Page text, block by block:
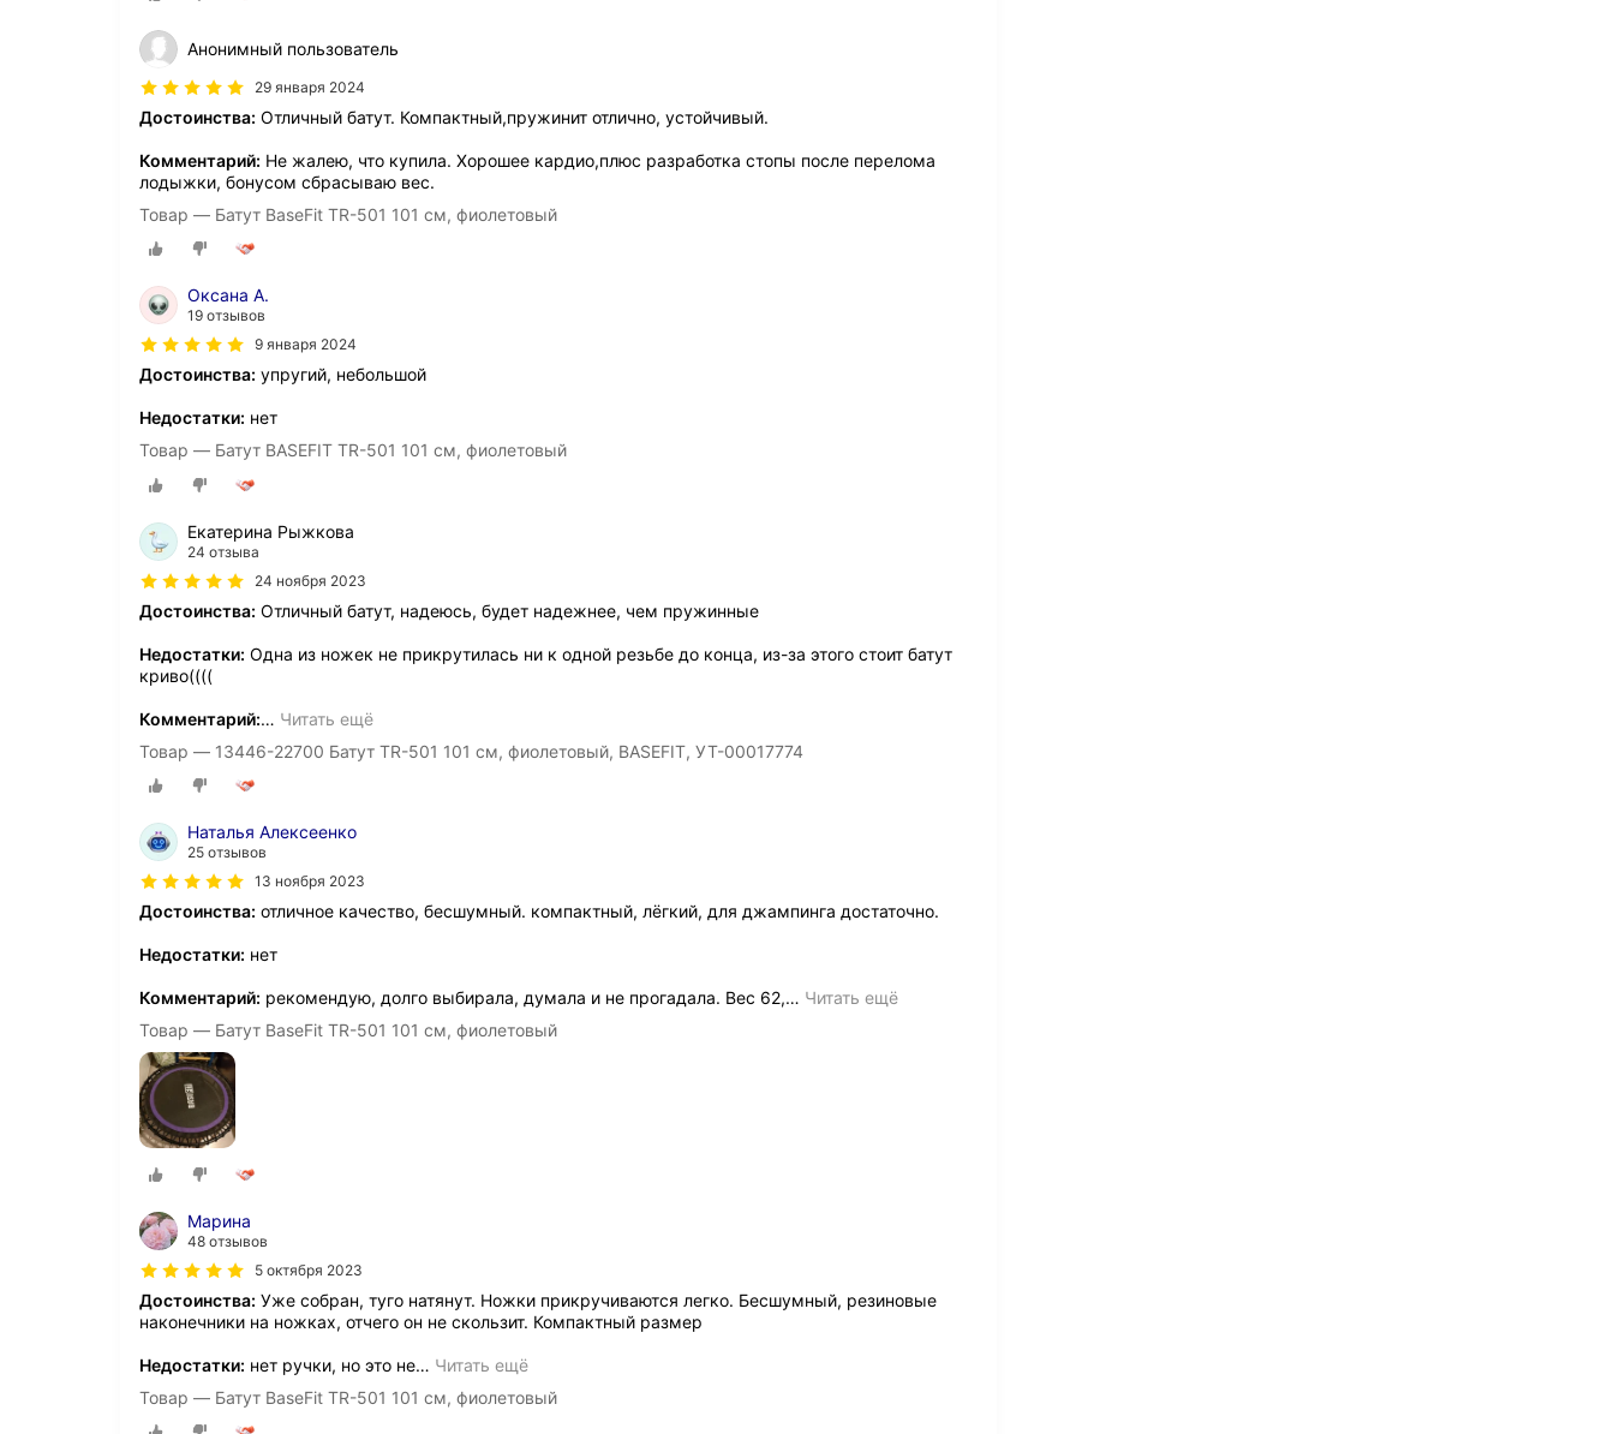
Анонимный пользователь
29 января 2024
Достоинства: Отличный батут. Компактный,пружинит отлично, устойчивый.
Комментарий: Не жалею, что купила. Хорошее кардио,плюс разработка стопы после перелома
лодыжки, бонусом сбрасываю вес.
Товар — Батут BaseFit TR-501 101 см, фиолетовый
Оксана А.
19 отзывов
9 января 2024
Достоинства: упругий, небольшой
Недостатки: нет
Товар — Батут BASEFIT TR-501 101 см, фиолетовый
Екатерина Рыжкова
24 отзыва
24 ноября 2023
Достоинства: Отличный батут, надеюсь, будет надежнее, чем пружинные
Недостатки: Одна из ножек не прикрутилась ни к одной резьбе до конца, из-за этого стоит батут
криво((((
Комментарий:… Читать ещё
Товар — 13446-22700 Батут TR-501 101 см, фиолетовый, BASEFIT, УТ-00017774
Наталья Алексеенко
25 отзывов
13 ноября 2023
Достоинства: отличное качество, бесшумный. компактный, лёгкий, для джампинга достаточно.
Недостатки: нет
Комментарий: рекомендую, долго выбирала, думала и не прогадала. Вес 62,… Читать ещё
Товар — Батут BaseFit TR-501 101 см, фиолетовый
Марина
48 отзывов
5 октября 2023
Достоинства: Уже собран, туго натянут. Ножки прикручиваются легко. Бесшумный, резиновые
наконечники на ножках, отчего он не скользит. Компактный размер
Недостатки: нет ручки, но это не… Читать ещё
Товар — Батут BaseFit TR-501 101 см, фиолетовый